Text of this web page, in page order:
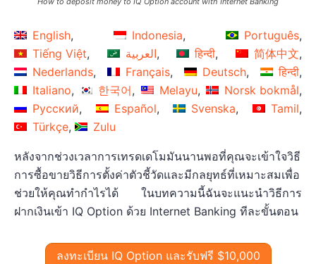
English Indonesia
Português
Tiếng Việt
العربية हिन्दी
简体中文
Nederlands
Français Deutsch
हिन्दी
Italiano
한국어 Melayu
Norsk bokmål
Русский
Español Svenska
Tamil
Türkçe
Zulu
หลังจากช่วงเวลาการเทรดเดโมมันนานพอที่คุณจะเข้าใจวิธี
การซื้อขายวิธีการตั้งค่าตัวชี้วัดและมีกลยุทธ์ที่เหมาะสมเพื่อ
ช่วยให้คุณทำกำไรได้ ในบทความนี้ฉันจะแนะนำวิธีการ
ฝากเงินเข้า IQ Option ด้วย Internet Banking ทีละขั้นตอน
ลงทะเบียน IQ Option และรับฟรี $10,000